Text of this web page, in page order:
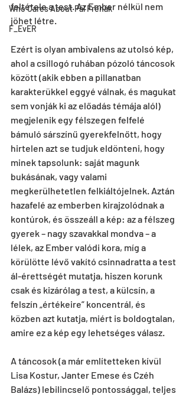
Who Cares About Pál Frenák
F_EvER
feltétele a test. Az Ember nélkül nem
jöhet létre.
Ezért is olyan ambivalens az utolsó kép,
ahol a csillogó ruhában pózoló táncosok
között (akik ebben a pillanatban
karakterükkel eggyé válnak, és magukat
sem vonják ki az előadás témája alól)
megjelenik egy félszegen felfelé
bámuló sárszínű gyerekfelnőtt, hogy
hirtelen azt se tudjuk eldönteni, hogy
minek tapsolunk: saját magunk
bukásának, vagy valami
megkerülhetetlen felkiáltójelnek. Aztán
hazafelé az emberben kirajzolódnak a
kontúrok, és összeáll a kép: az a félszeg
gyerek – nagy szavakkal mondva – a
lélek, az Ember valódi kora, míg a
körülötte lévő vakító csinnadratta a test
ál-érettségét mutatja, hiszen korunk
csak és kizárólag a test, a külcsín, a
felszín „értékeire” koncentrál, és
közben azt kutatja, miért is boldogtalan,
amire ez a kép egy lehetséges válasz.
A táncosok (a már említetteken kívül
Lisa Kostur, Janter Emese és Czéh
Balázs) lebilincselő pontossággal, teljes